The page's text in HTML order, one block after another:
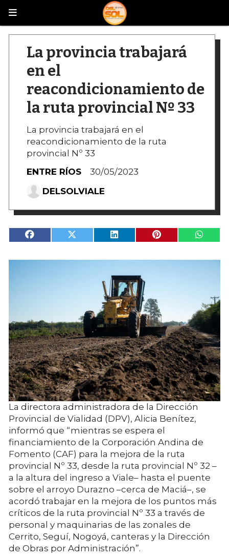
La provincia trabajará
en el
reacondicionamiento de
la ruta provincial Nº 33
La provincia trabajará en el
reacondicionamiento de la ruta
provincial Nº 33
ENTRE RÍOS
30/05/2023
DELSOLVIALE
La directora administradora de la Dirección
Provincial de Vialidad (DPV), Alicia Benítez,
informó que “mientras se espera el
financiamiento de la Corporación Andina de
Fomento (CAF) para la mejora de la ruta
provincial Nº 33, desde la ruta provincial Nº 32 –
a la altura del ingreso a Viale– hasta el puente
sobre el arroyo Durazno –cerca de Maciá–, se
acordó trabajar en la mejora de los puntos más
críticos de la ruta provincial Nº 33 a través de
personal y maquinarias de las zonales de
Cerrito, Seguí, Nogoyá, canteras y la Dirección
de Obras por Administración”.